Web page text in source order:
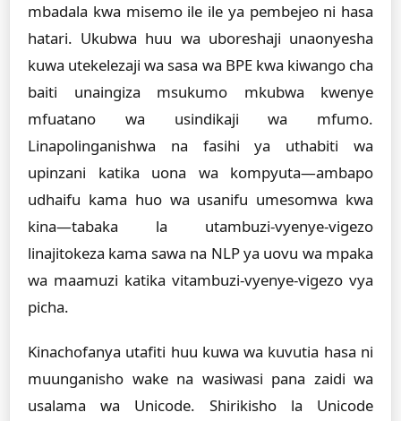
mbadala kwa misemo ile ile ya pembejeo ni hasa
hatari. Ukubwa huu wa uboreshaji unaonyesha
kuwa utekelezaji wa sasa wa BPE kwa kiwango cha
baiti unaingiza msukumo mkubwa kwenye
mfuatano wa usindikaji wa mfumo.
Linapolinganishwa na fasihi ya uthabiti wa
upinzani katika uona wa kompyuta—ambapo
udhaifu kama huo wa usanifu umesomwa kwa
kina—tabaka la utambuzi-vyenye-vigezo
linajitokeza kama sawa na NLP ya uovu wa mpaka
wa maamuzi katika vitambuzi-vyenye-vigezo vya
picha.
Kinachofanya utafiti huu kuwa wa kuvutia hasa ni
muunganisho wake na wasiwasi pana zaidi wa
usalama wa Unicode. Shirikisho la Unicode